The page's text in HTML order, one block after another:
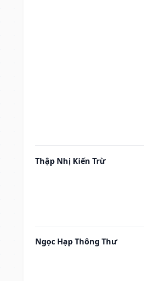
Thập Nhị Kiến Trừ
Ngọc Hạp Thông Thư